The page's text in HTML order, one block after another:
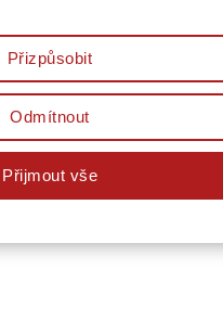
Přizpůsobit
Odmítnout
Přijmout vše